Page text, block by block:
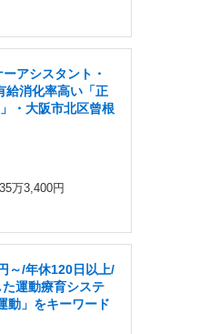
アシスタント・
給消化率高い「正
・大阪市北区曾根
万3,400円
～/年休120日以上/
運動療育システ
動」をキーワード